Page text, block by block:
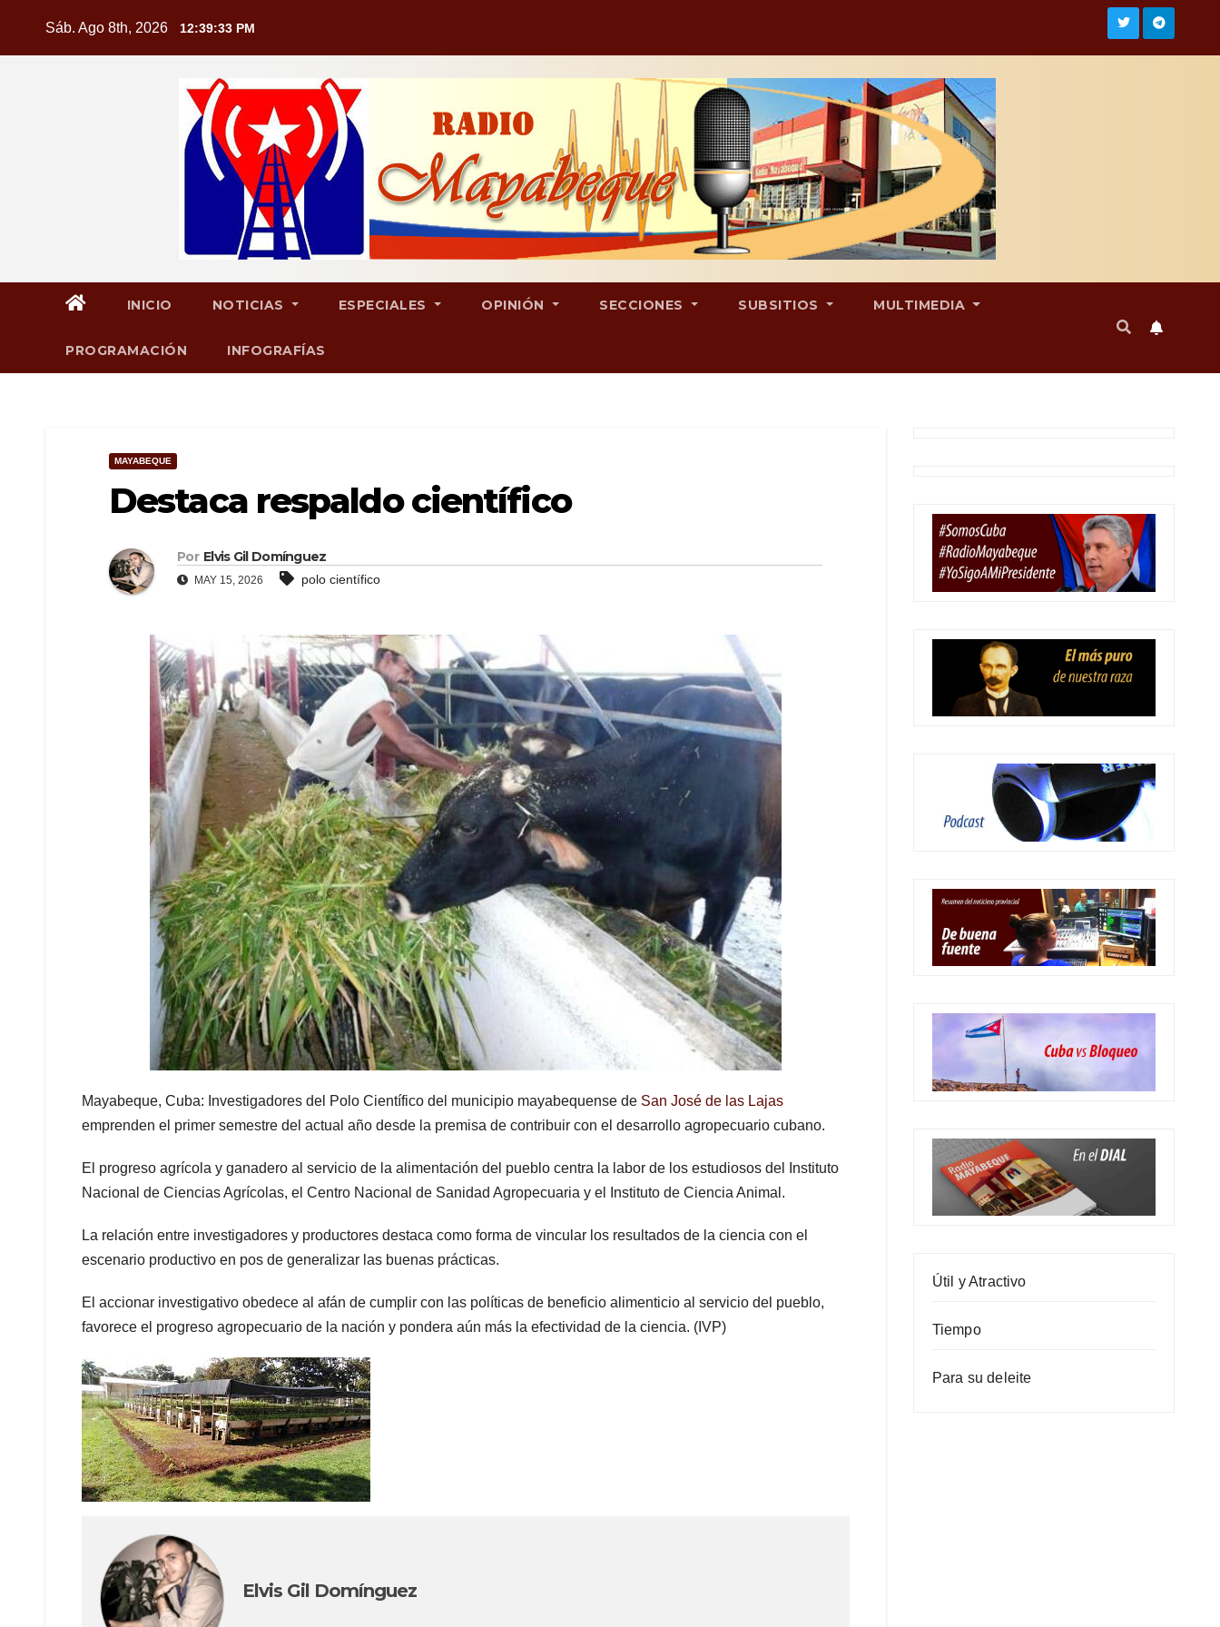
Sáb. Ago 8th, 2026 12:39:34 PM
INICIO NOTICIAS ESPECIALES OPINIÓN SECCIONES SUBSITIOS MULTIMEDIA
PROGRAMACIÓN INFOGRAFÍAS
MAYABEQUE
Destaca respaldo científico
Por Elvis Gil Domínguez
MAY 15, 2026 polo científico
Mayabeque, Cuba: Investigadores del Polo Científico del municipio mayabequense de San José de las Lajas
emprenden el primer semestre del actual año desde la premisa de contribuir con el desarrollo agropecuario cubano.
El progreso agrícola y ganadero al servicio de la alimentación del pueblo centra la labor de los estudiosos del Instituto
Nacional de Ciencias Agrícolas, el Centro Nacional de Sanidad Agropecuaria y el Instituto de Ciencia Animal.
La relación entre investigadores y productores destaca como forma de vincular los resultados de la ciencia con el
escenario productivo en pos de generalizar las buenas prácticas.
El accionar investigativo obedece al afán de cumplir con las políticas de beneficio alimenticio al servicio del pueblo,
favorece el progreso agropecuario de la nación y pondera aún más la efectividad de la ciencia. (IVP)
Elvis Gil Domínguez
Útil y Atractivo
Tiempo
Para su deleite